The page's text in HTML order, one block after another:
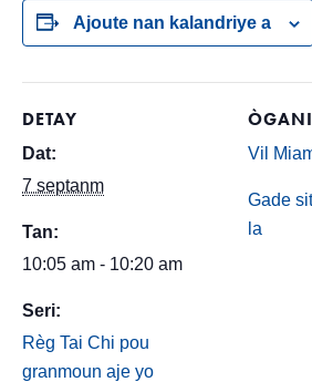
Ajoute nan kalandriye a
DETAY
Dat:
7 septanm
Tan:
10:05 am - 10:20 am
Seri:
Règ Tai Chi pou
granmoun aje yo
Vil
Gade
la